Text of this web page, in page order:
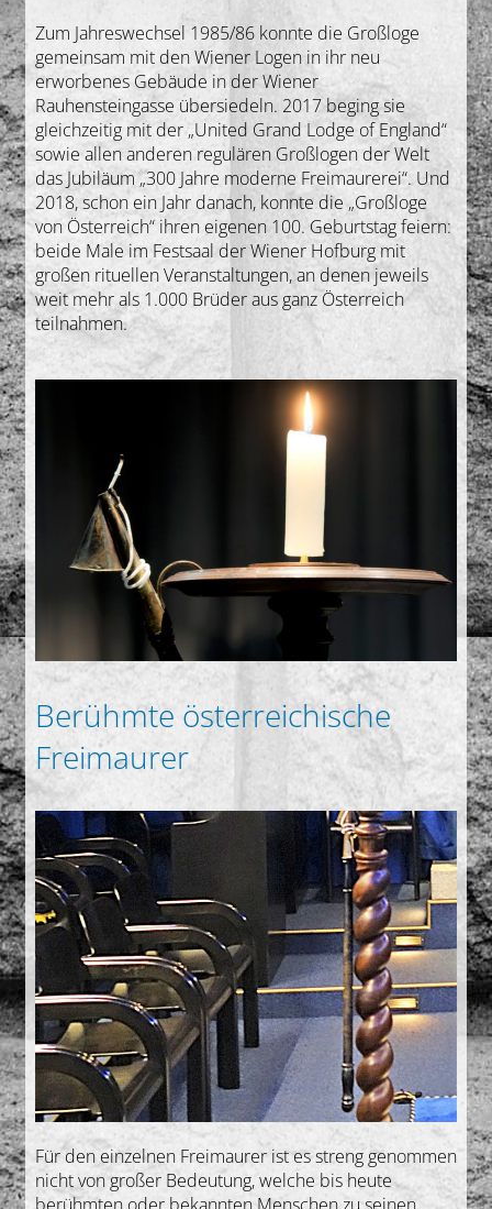
Zum Jahreswechsel 1985/86 konnte die Großloge
gemeinsam mit den Wiener Logen in ihr neu
erworbenes Gebäude in der Wiener
Rauhensteingasse übersiedeln. 2017 beging sie
gleichzeitig mit der „United Grand Lodge of England“
sowie allen anderen regulären Großlogen der Welt
das Jubiläum „300 Jahre moderne Freimaurerei“. Und
2018, schon ein Jahr danach, konnte die „Großloge
von Österreich“ ihren eigenen 100. Geburtstag feiern:
beide Male im Festsaal der Wiener Hofburg mit
großen rituellen Veranstaltungen, an denen jeweils
weit mehr als 1.000 Brüder aus ganz Österreich
teilnahmen.
Berühmte österreichische
Freimaurer
Für den einzelnen Freimaurer ist es streng genommen
nicht von großer Bedeutung, welche bis heute